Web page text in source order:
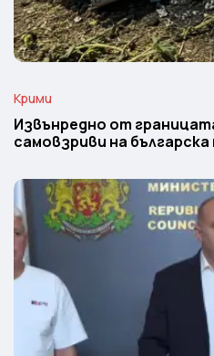
Крими
Извънредно от
самовзриви на